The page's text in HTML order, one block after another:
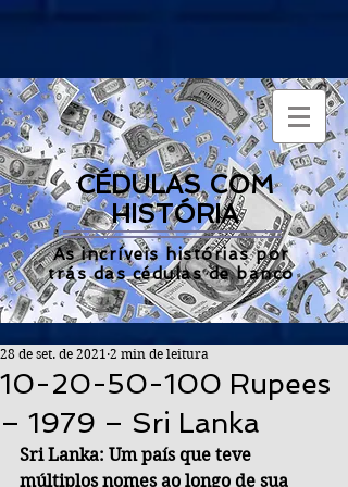
CÉDULAS COM
HISTÓRIA
As incríveis histórias por
trás das cédulas de banco
10-20-50-100 Rupees
– 1979 – Sri Lanka
28 de set. de 2021 2 min de leitura
Sri Lanka: Um país que teve
múltiplos nomes ao longo de sua